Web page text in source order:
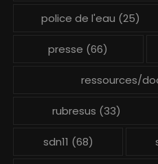
police de l'eau (25)
presse (66)
ressources/
rubresus (33)
sdn11 (68)